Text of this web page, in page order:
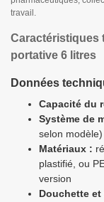
travail.
Caractéristiques
portative 6 litres
Données
Capacité du
Système de
selon
Matériaux :
plastifié, ou
version
Douchette